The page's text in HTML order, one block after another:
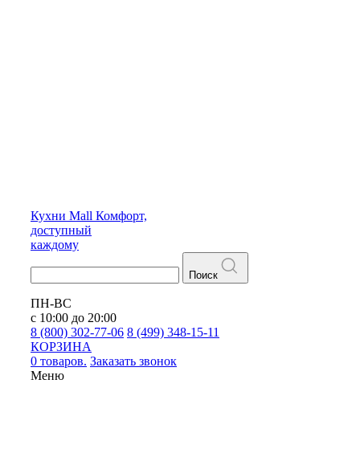
Кухни Mall Комфорт,
доступный
каждому
Поиск
ПН-ВС
с 10:00 до 20:00
8 (800) 302-77-06 8 (499) 348-15-11
КОРЗИНА
0 товаров. Заказать звонок
Меню